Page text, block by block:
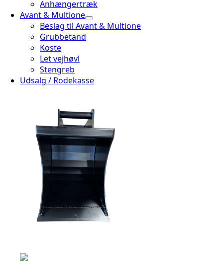
Anhængertræk
Avant & Multione
Beslag til Avant & Multione
Grubbetand
Koste
Let vejhøvl
Stengreb
Udsalg / Rodekasse